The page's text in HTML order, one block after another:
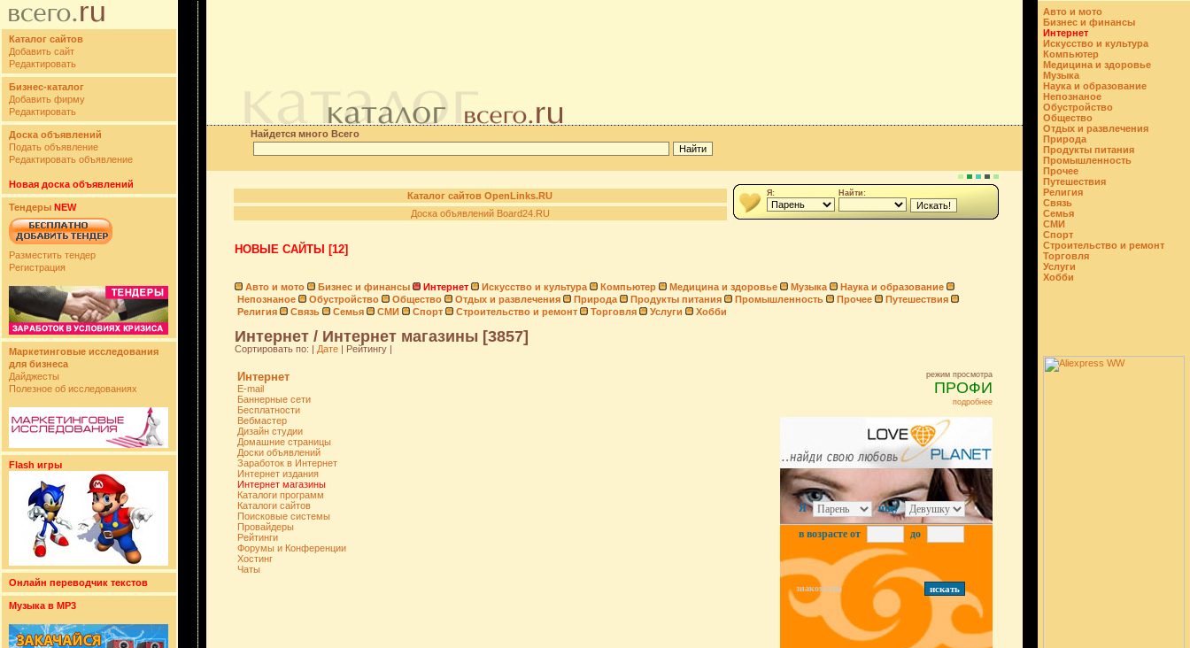
Каталог сайтов
Добавить сайт
Редактировать
Бизнес-каталог
Добавить фирму
Редактировать
Доска объявлений
Подать объявление
Редактировать объявление
Новая доска объявлений
Тендеры NEW
Разместить тендер
Регистрация
Маркетинговые исследования
для бизнеса
Дайджесты
Полезное об исследованиях
Flash игры
Онлайн переводчик текстов
Музыка в MP3
Авто и мото
Бизнес и финансы
Интернет
Искусство и культура
Компьютер
Медицина и здоровье
Музыка
Наука и образование
Непознаное
Обустройство
Общество
Отдых и развлечения
Природа
Продукты питания
Промышленность
Прочее
Путешествия
Религия
Связь
Семья
СМИ
Спорт
Строительство и ремонт
Торговля
Услуги
Хобби
Найдется много Всего
Каталог сайтов OpenLinks.RU
Доска объявлений Board24.RU
Я: Найти:
НОВЫЕ САЙТЫ [12]
Авто и мото Бизнес и финансы Интернет Искусство и культура Компьютер Медицина и здоровье Музыка
Наука и образование
Непознаное
Обустройство Общество Отдых и развлечения Природа Продукты питания Промышленность Прочее
Путешествия
Религия
Связь Семья СМИ Спорт Строительство и ремонт Торговля Услуги Хобби
Интернет / Интернет магазины [3857]
Сортировать по: | Дате| Рейтингу |
Интернет
E-mail
Баннерные сети
Бесплатности
Вебмастер
Дизайн студии
Домашние страницы
Доски объявлений
Заработок в Интернет
Интернет издания
Интернет магазины
Каталоги программ
Каталоги сайтов
Поисковые системы
Провайдеры
Рейтинги
Форумы и Конференции
Хостинг
Чаты
режим просмотра
ПРОФИ
подробнее
Я ищу
в возрасте от до
знакомства